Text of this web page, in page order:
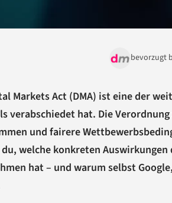
bevorzugt
Markets Act (DMA) ist eine der
verabschiedet hat. Die
und fairere
welche konkreten Auswirkungen
hat – und warum selbst